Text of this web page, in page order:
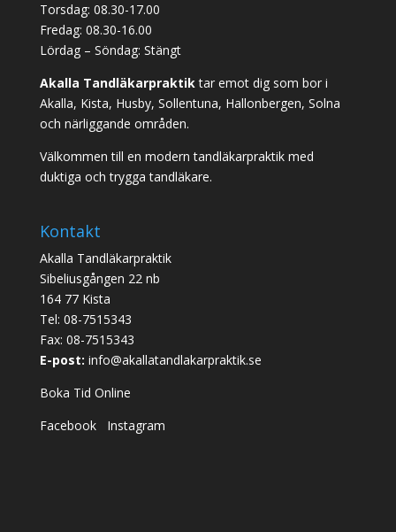
Torsdag: 08.30-17.00
Fredag: 08.30-16.00
Lördag – Söndag: Stängt
Akalla Tandläkarpraktiktar emot dig som bor i
Akalla, Kista, Husby, Sollentuna, Hallonbergen, Solna
och närliggande områden.
Välkommen till en modern tandläkarpraktik med
duktiga och trygga tandläkare.
Kontakt
Akalla Tandläkarpraktik
Sibeliusgången 22 nb
164 77 Kista
Tel: 08-7515343
Fax: 08-7515343
E-post: info@akallatandlakarpraktik.se
Boka Tid Online
Facebook
Instagram